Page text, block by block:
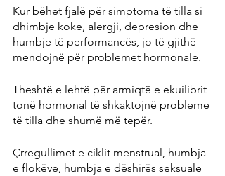
Kur bëhet fjalë për simptoma të tilla si
dhimbje koke, alergji, depresion dhe
humbje të performancës, jo të gjithë
mendojnë për problemet hormonale.
Theshtë e lehtë për armiqtë e ekuilibrit
tonë hormonal të shkaktojnë probleme
të tilla dhe shumë më tepër.
Çrregullimet e ciklit menstrual, humbja
e flokëve, humbja e dëshirës seksuale